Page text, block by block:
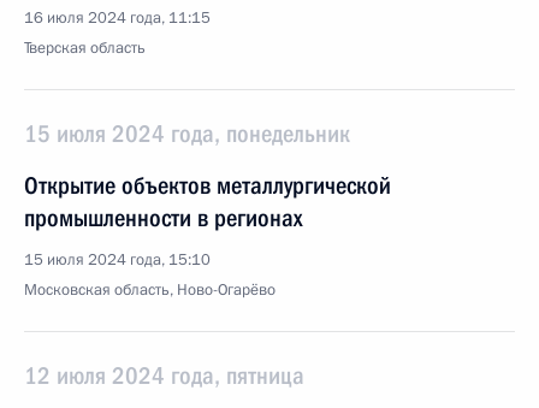
16 июля 2024 года, 11:15
Тверская область
15 июля 2024 года, понедельник
Открытие объектов металлургической
промышленности в регионах
15 июля 2024 года, 15:10
Московская область, Ново-Огарёво
12 июля 2024 года, пятница